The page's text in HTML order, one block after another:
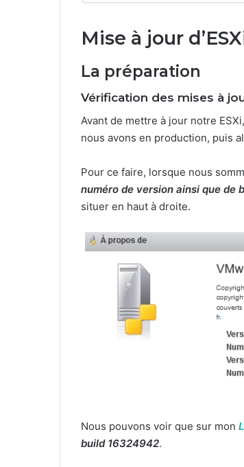
Mise à jour
La préparation
Vérification des mises à
Avant de mettre à jour notre
nous avons en production, puis
Pour ce faire, lorsque nous
numéro de version ainsi que de
situer en haut à droite.
Nous pouvons voir que sur mon
build 16324942.